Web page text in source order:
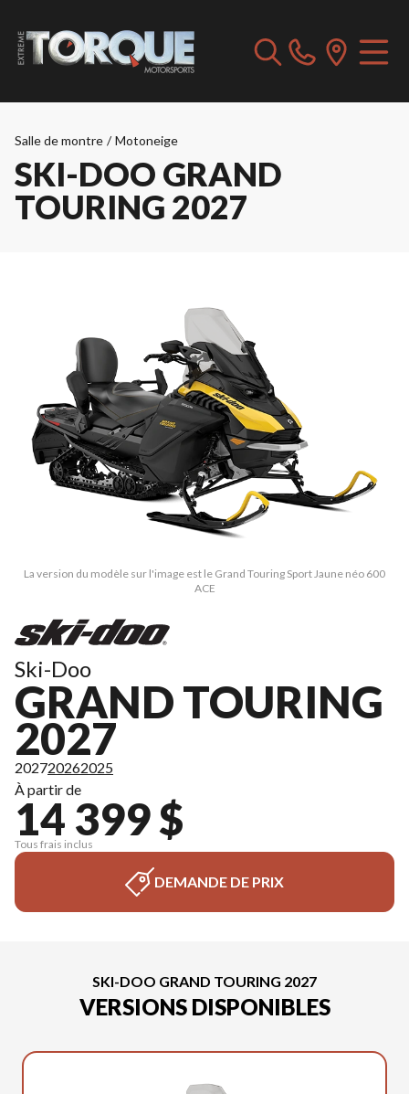
Salle de montre / Motoneige
SKI-DOO GRAND
TOURING 2027
La version du modèle sur l'image est le Grand Touring Sport Jaune néo 600
ACE
Ski-Doo
GRAND TOURING
2027
202720262025
À partir de
14 399 $
Tous frais inclus
DEMANDE DE PRIX
SKI-DOO GRAND TOURING 2027
VERSIONS DISPONIBLES